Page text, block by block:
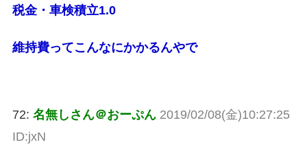
税金・車検積立1.0
維持費ってこんなにかかるんやで
72: 名無しさん＠おーぷん 2019/02/08(金)10:27:25
ID:jxN